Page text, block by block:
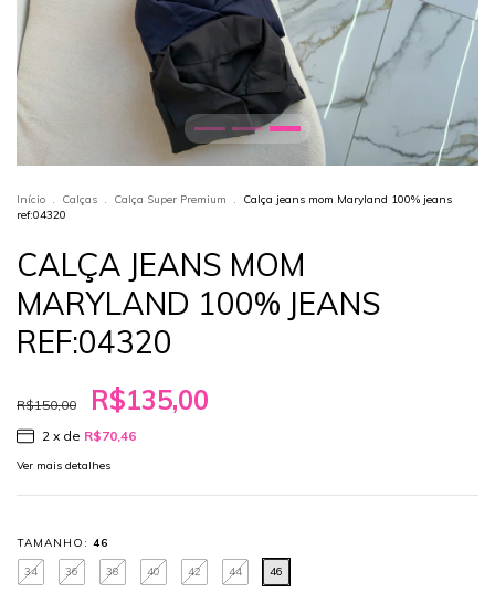
Início . Calças . Calça Super Premium .
Calça jeans mom Maryland 100% jeans
ref:04320
CALÇA JEANS MOM
MARYLAND 100% JEANS
REF:04320
R$150,00 R$135,00
2 x de R$70,46
Ver mais detalhes
TAMANHO: 46
34
36 38 40 42 44 46